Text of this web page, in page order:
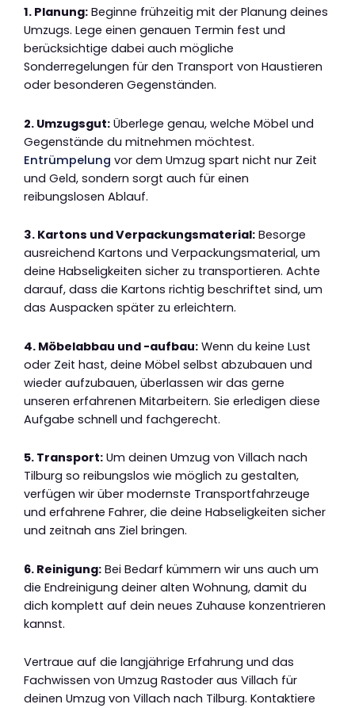
1. Planung: Beginne frühzeitig mit der Planung deines
Umzugs. Lege einen genauen Termin fest und
berücksichtige dabei auch mögliche
Sonderregelungen für den Transport von Haustieren
oder besonderen Gegenständen.
2. Umzugsgut: Überlege genau, welche Möbel und
Gegenstände du mitnehmen möchtest.
Entrümpelung vor dem Umzug spart nicht nur Zeit
und Geld, sondern sorgt auch für einen
reibungslosen Ablauf.
3. Kartons und Verpackungsmaterial: Besorge
ausreichend Kartons und Verpackungsmaterial, um
deine Habseligkeiten sicher zu transportieren. Achte
darauf, dass die Kartons richtig beschriftet sind, um
das Auspacken später zu erleichtern.
4. Möbelabbau und -aufbau: Wenn du keine Lust
oder Zeit hast, deine Möbel selbst abzubauen und
wieder aufzubauen, überlassen wir das gerne
unseren erfahrenen Mitarbeitern. Sie erledigen diese
Aufgabe schnell und fachgerecht.
5. Transport: Um deinen Umzug von Villach nach
Tilburg so reibungslos wie möglich zu gestalten,
verfügen wir über modernste Transportfahrzeuge
und erfahrene Fahrer, die deine Habseligkeiten sicher
und zeitnah ans Ziel bringen.
6. Reinigung: Bei Bedarf kümmern wir uns auch um
die Endreinigung deiner alten Wohnung, damit du
dich komplett auf dein neues Zuhause konzentrieren
kannst.
Vertraue auf die langjährige Erfahrung und das
Fachwissen von Umzug Rastoder aus Villach für
deinen Umzug von Villach nach Tilburg. Kontaktiere